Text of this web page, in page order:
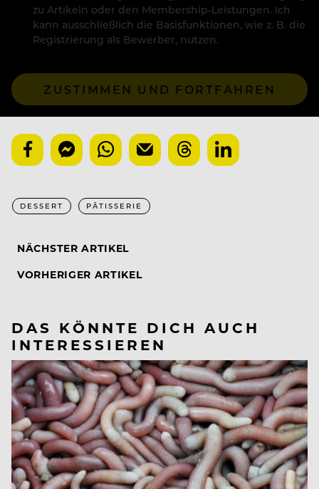
zu Artikeln oder den Membership-Leistungen. Ich
kann ausschließlich die Basisfunktionen, wie z. B. die
Registrierung als Bewerber, nutzen.
ZUSTIMMEN UND FORTFAHREN
DESSERT PÂTISSERIE
NÄCHSTER ARTIKEL
VORHERIGER ARTIKEL
DAS KÖNNTE DICH AUCH
INTERESSIEREN